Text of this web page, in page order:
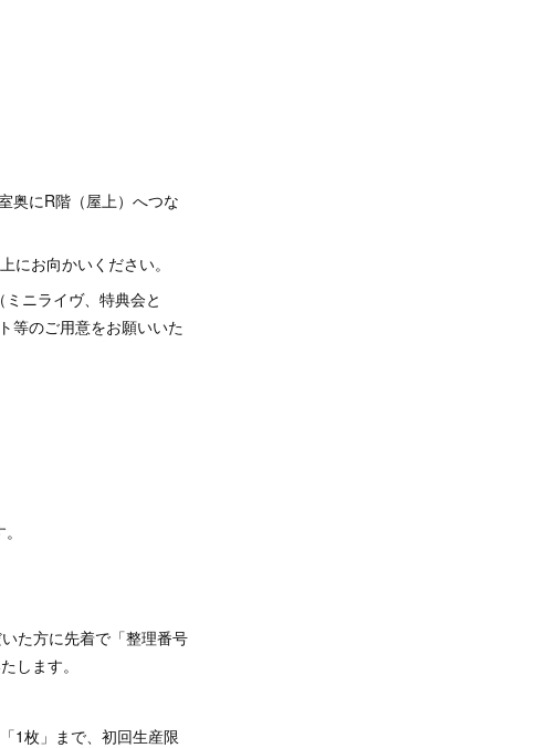
奥にR階（屋上）へつな
にお向かいください。
ニライヴ、特典会と
等のご用意をお願いいた
た方に先着で「整理番号
します。
1枚」まで、初回生産限